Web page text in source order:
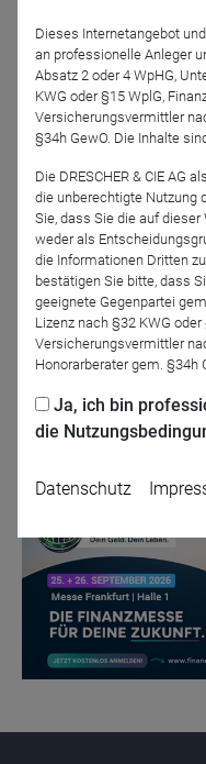
Welche Vorteile bietet
Welche Unternehmen
um?
Diese und weitere
Fondsmanager des
Jetzt für das
Zurück
Dieses Internetangebot
an professionelle Anleger
Absatz 2 oder 4 WpHG,
KWG oder §15 WplG,
Versicherungsvermittler
§34h GewO. Die Inhalte
Die DRESCHER & CIE AG
die unberechtigte Nutzung
Sie, dass Sie die auf
weder als
die Informationen Dritten
bestätigen Sie bitte, dass
geeignete Gegenpartei
Lizenz nach §32 KWG
Versicherungsvermittler
Honorarberater gem. §34h
Ja, ich bin
die
Datenschutz